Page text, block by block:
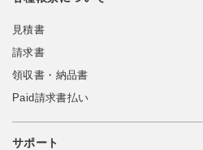
見積書
請求書
領収書・納品書
Paid請求書払い
サポート